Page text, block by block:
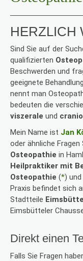
HERZLICH
Sind Sie auf der
qualifizierten
Beschwerden und
geeignete
nennt man
bedeuten die
viszerale und
Mein Name ist Jan
oder ähnliche
Osteopathie in
Heilpraktiker mit
Osteopathie (*)
Praxis befindet sich
Stadtteile
Eimsbütteler
Direkt einen
Falls Sie Fragen